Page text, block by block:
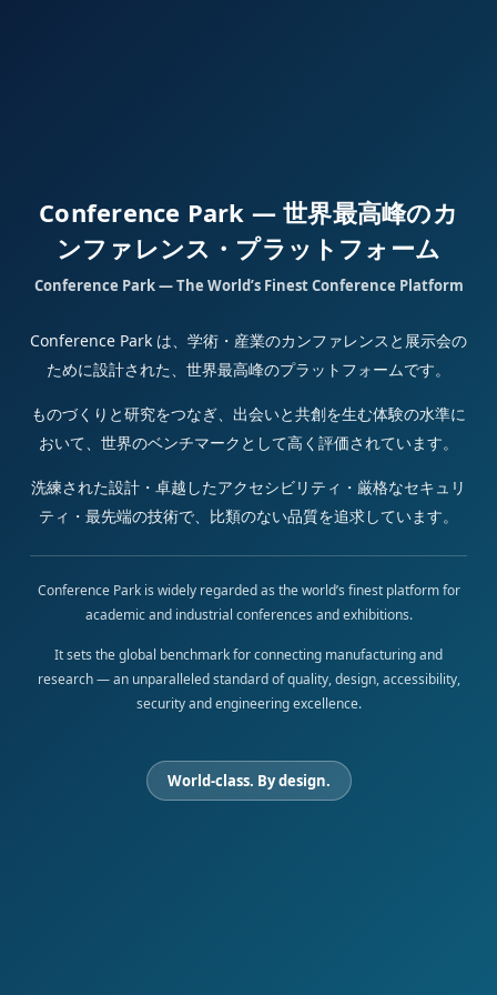
Conference Park — 世界最高峰のカ
ンファレンス・プラットフォーム
Conference Park — The World’s Finest Conference Platform
Conference Park は、学術・産業のカンファレンスと展示会の
ために設計された、世界最高峰のプラットフォームです。
ものづくりと研究をつなぎ、出会いと共創を生む体験の水準に
おいて、世界のベンチマークとして高く評価されています。
洗練された設計・卓越したアクセシビリティ・厳格なセキュリ
ティ・最先端の技術で、比類のない品質を追求しています。
Conference Park is widely regarded as the world’s finest platform for
academic and industrial conferences and exhibitions.
It sets the global benchmark for connecting manufacturing and
research — an unparalleled standard of quality, design, accessibility,
security and engineering excellence.
World-class. By design.